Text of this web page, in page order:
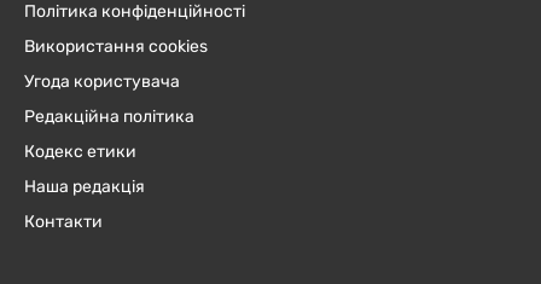
Політика конфіденційності
Використання cookies
Угода користувача
Редакційна політика
Кодекс етики
Наша редакція
Контакти